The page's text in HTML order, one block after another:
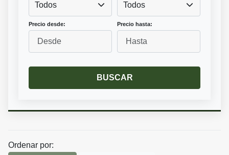
Todos Todos
Precio desde: Precio hasta:
BUSCAR
Ordenar por: